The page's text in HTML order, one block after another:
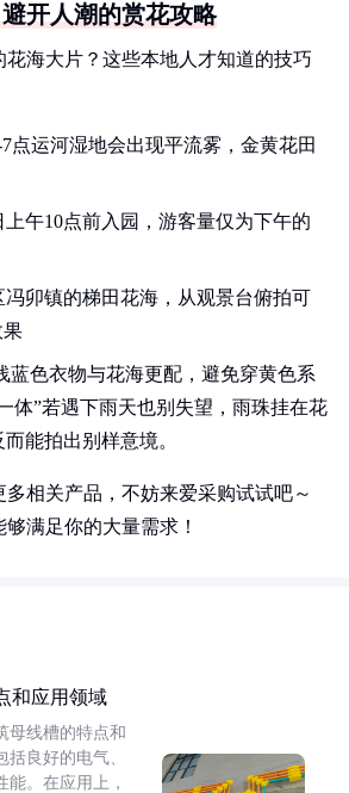
开人潮的赏花攻略
海大片？这些本地人才知道的技巧
7点运河湿地会出现平流雾，金黄花田
上午10点前入园，游客量仅为下午的
冯卯镇的梯田花海，从观景台俯拍可
果
蓝色衣物与花海更配，避免穿黄色系
体”若遇下雨天也别失望，雨珠挂在花
能拍出别样意境。
相关产品，不妨来爱采购试试吧～
满足你的大量需求！
和应用领域
母线槽的特点和
良好的电气、
能。在应用上，